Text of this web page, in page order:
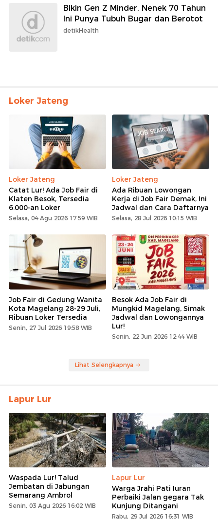
Bikin Gen Z Minder, Nenek 70 Tahun
Ini Punya Tubuh Bugar dan Berotot
detikHealth
Loker Jateng
Loker Jateng
Catat Lur! Ada Job Fair di
Klaten Besok, Tersedia
6.000-an Loker
Selasa, 04 Agu 2026 17:59 WIB
Loker Jateng
Ada Ribuan Lowongan
Kerja di Job Fair Demak, Ini
Jadwal dan Cara Daftarnya
Selasa, 28 Jul 2026 10:15 WIB
Job Fair di Gedung Wanita
Kota Magelang 28-29 Juli,
Ribuan Loker Tersedia
Senin, 27 Jul 2026 19:58 WIB
Besok Ada Job Fair di
Mungkid Magelang, Simak
Jadwal dan Lowongannya
Lur!
Senin, 22 Jun 2026 12:44 WIB
Lihat Selengkapnya
Lapur Lur
Waspada Lur! Talud
Jembatan di Jabungan
Semarang Ambrol
Senin, 03 Agu 2026 16:02 WIB
Lapur Lur
Warga Jrahi Pati Iuran
Perbaiki Jalan gegara Tak
Kunjung Ditangani
Rabu, 29 Jul 2026 16:31 WIB